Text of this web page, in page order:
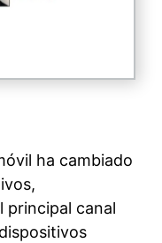
ha cambiado
principal canal